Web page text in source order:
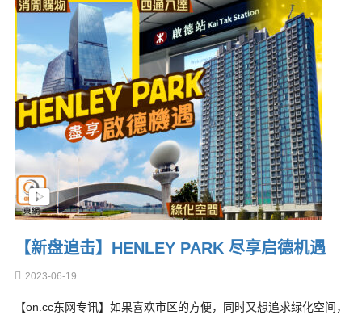
【新盘追击】HENLEY PARK 尽享启德机遇
2023-06-19
【on.cc东网专讯】如果喜欢市区的方便，同时又想追求绿化空间，